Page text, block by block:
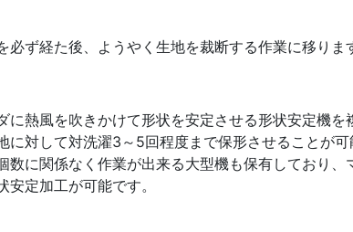
必ず経た後、ようやく生地を裁断する作業に移りま
に熱風を吹きかけて形状を安定させる形状安定機を
に対して対洗濯3～5回程度まで保形させることが可
数に関係なく作業が出来る大型機も保有しており
安定加工が可能です。